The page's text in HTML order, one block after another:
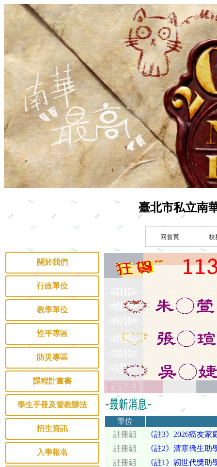
臺北市私立南
回首頁 校
關於我們
行政單位
教學單位
性平專區
防災專區
課程計畫書
學生手冊及管教辦法
招生資訊
入學報名
單位
註冊組
《註3》2026癌友
註冊組
《註2》清寒僑生助
註冊組
《註1》韌世代獎助